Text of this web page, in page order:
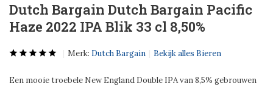
Dutch Bargain Dutch Bargain Pacific
Haze 2022 IPA Blik 33 cl 8,50%
Merk: Dutch Bargain Bekijk alles Bieren
Een mooie troebele New England Double IPA van 8,5% gebrouwen